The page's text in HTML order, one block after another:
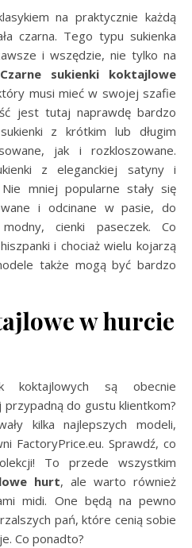
na praktycznie każdą
czarna. Tego typu sukienka
i wszędzie, nie tylko na
Czarne sukienki koktajlowe
musi mieć w swojej szafie
jest tutaj naprawdę bardzo
z krótkim lub długim
jak i rozkloszowane.
z eleganckiej satyny i
mniej popularne stały się
i odcinane w pasie, do
cienki paseczek. Co
i chociaż wielu kojarzą
także mogą być bardzo
w hurcie
koktajlowych są obecnie
do gustu klientkom?
kilka najlepszych modeli,
FactoryPrice.eu. Sprawdź, co
To przede wszystkim
hurt, ale warto również
midi. One będą na pewno
pań, które cenią sobie
Co ponadto?